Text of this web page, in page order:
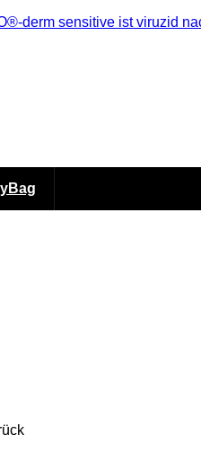
derm sensitive ist viruzid